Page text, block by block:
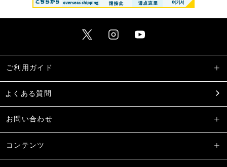
ご利用ガイド
よくある質問
お問い合わせ
コンテンツ